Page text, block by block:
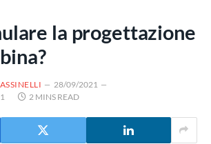
la progettazione
28/09/2021
2 MINS READ